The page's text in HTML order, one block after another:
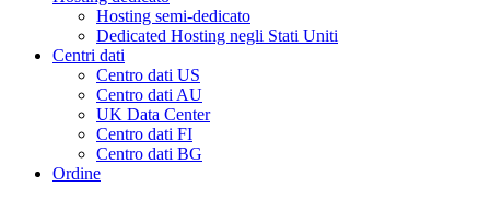
Hosting semi-dedicato
Dedicated Hosting negli Stati Uniti
Centri dati
Centro dati US
Centro dati AU
UK Data Center
Centro dati FI
Centro dati BG
Ordine